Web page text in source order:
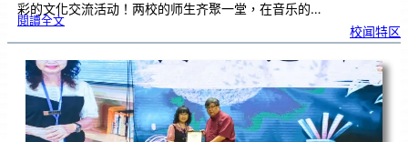
彩的文化交流活动！两校的师生齐聚一堂，在音乐的…
閱讀全文:沙
育
源
立
中
学
与
芙
中
管
流
校闻特区